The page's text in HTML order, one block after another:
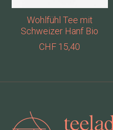
Wohlfühl Tee mit
Schweizer Hanf Bio
CHF 15,40